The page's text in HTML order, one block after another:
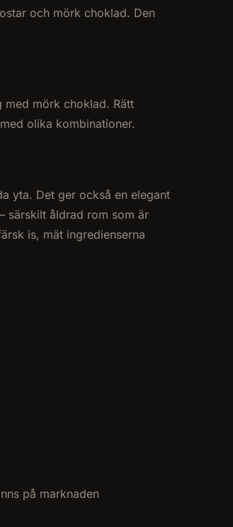
och mörk choklad. Den
med mörk choklad. Rätt
olika kombinationer.
yta. Det ger också en elegant
särskilt åldrad rom som är
is, mät ingredienserna
på marknaden